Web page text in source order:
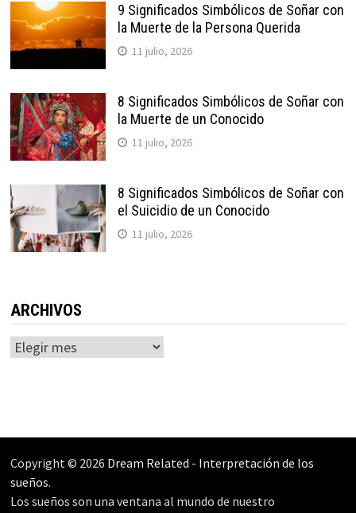
9 Significados Simbólicos de Soñar con
la Muerte de la Persona Querida
11 julio, 2026
8 Significados Simbólicos de Soñar con
la Muerte de un Conocido
11 julio, 2026
8 Significados Simbólicos de Soñar con
el Suicidio de un Conocido
11 julio, 2026
ARCHIVOS
Archivos
Copyright © 2026 Dream Related - Interpretación de los
sueños.
Los sueños son una ventana al mundo de nuestro